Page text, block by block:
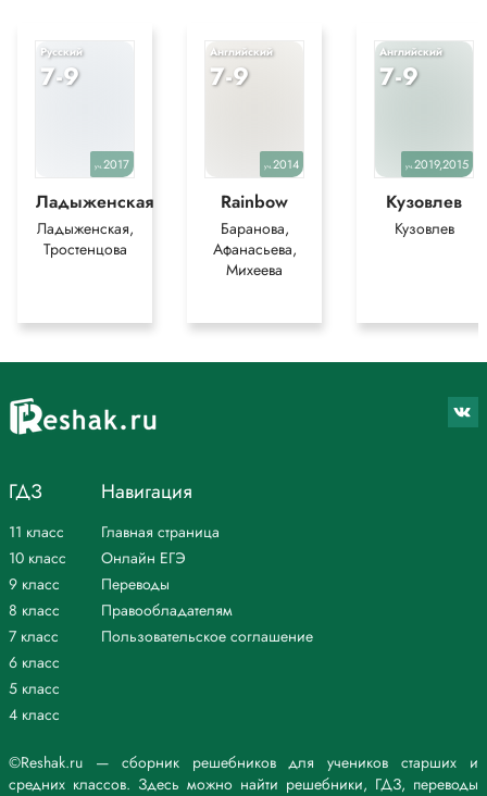
Русский
7-9
уч. 2017
Ладыженская
Ладыженская,
Тростенцова
Английский
7-9
уч. 2014
Rainbow
Баранова,
Афанасьева,
Михеева
Английский
7-9
уч. 2019,2015
Кузовлев
Кузовлев
©Reshak.ru — сборник решебников для учеников старших и
средних классов. Здесь можно найти решебники, ГДЗ, переводы
ГДЗ
11 класс
10 класс
9 класс
8 класс
7 класс
6 класс
5 класс
4 класс
Навигация
Главная страница
Онлайн ЕГЭ
Переводы
Правообладателям
Пользовательское соглашение